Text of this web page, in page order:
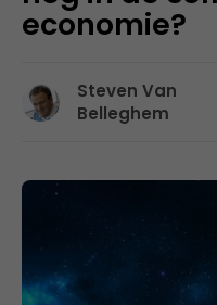
economie?
Steven Van
Belleghem